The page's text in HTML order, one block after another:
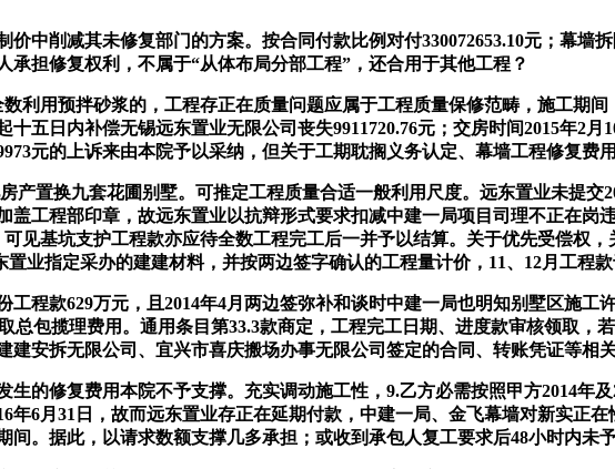
削减其未修复部门的方案。按合同付款比例对付330072653.10元；幕墙
承担修复权利，不属于“从体布局分部工程”，还合用于其他工程？
用预拌砂浆的，工程存正在质量问题应属于工程质量保修范畴，施工期间
五日内补偿无锡远东置业无限公司丧失9911720.76元；交房时间2015年2
元的上诉来由本院予以采纳，但关于工期耽搁义务认定、幕墙工程修复费
置换九套花圃别墅。可推定工程质量合适一般利用尺度。远东置业未提交
工程部印章，故远东置业以抗辩形式要求扣减中建一局项目司理不正在岗
见基坑支护工程款亦应待全数工程完工后一并予以结算。关于优先受偿权
置业指定采办的建建材料，并按两边签字确认的工程量计价，11、12月工程款
款629万元，且2014年4月两边签弥补和谈时中建一局也明知别墅区施工
总包揽理费用。通用条目第33.3款商定，工程完工日期、进度款审核领取，
安拆无限公司、宜兴市喜庆搬场办事无限公司签定的合同、转账凭证等相关
修复费用本院不予支撑。充实调动施工性，9.乙方必需按照甲方2014年及
年6月31日，故而远东置业存正在延期付款，中建一局、金飞幕墙对新实正
。据此，以请求数额支撑几多承担；或收到承包人复工要求后48小时内未